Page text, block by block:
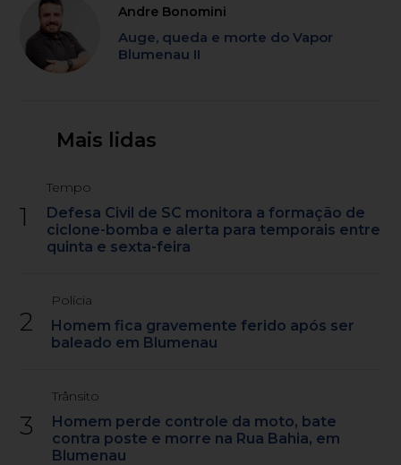
Andre Bonomini
Auge, queda e morte do Vapor
Blumenau II
Mais lidas
1
Tempo
Defesa Civil de SC monitora a formação de
ciclone-bomba e alerta para temporais entre
quinta e sexta-feira
2
Polícia
Homem fica gravemente ferido após ser
baleado em Blumenau
3
Trânsito
Homem perde controle da moto, bate
contra poste e morre na Rua Bahia, em
Blumenau